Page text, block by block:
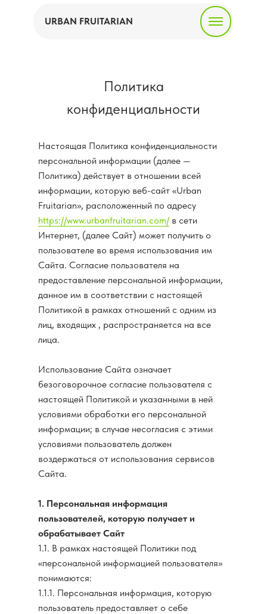
URBAN FRUITARIAN
Политика
конфиденциальности
Настоящая Политика конфиденциальности
персональной информации (далее —
Политика) действует в отношении всей
информации, которую веб-сайт «Urban
Fruitarian», расположенный по адресу
https://www.urbanfruitarian.com/ в сети
Интернет, (далее Сайт) может получить о
пользователе во время использования им
Сайта. Согласие пользователя на
предоставление персональной информации,
данное им в соответствии с настоящей
Политикой в рамках отношений с одним из
лиц, входящих , распространяется на все
лица.
Использование Сайта означает
безоговорочное согласие пользователя с
настоящей Политикой и указанными в ней
условиями обработки его персональной
информации; в случае несогласия с этими
условиями пользователь должен
воздержаться от использования сервисов
Сайта.
1. Персональная информация
пользователей, которую получает и
обрабатывает Сайт
1.1. В рамках настоящей Политики под
«персональной информацией пользователя»
понимаются:
1.1.1. Персональная информация, которую
пользователь предоставляет о себе